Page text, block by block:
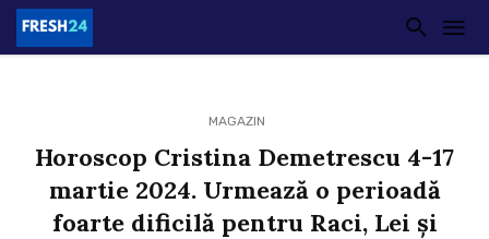
MAGAZIN
Horoscop Cristina Demetrescu 4-17
martie 2024. Urmează o perioadă
foarte dificilă pentru Raci, Lei și